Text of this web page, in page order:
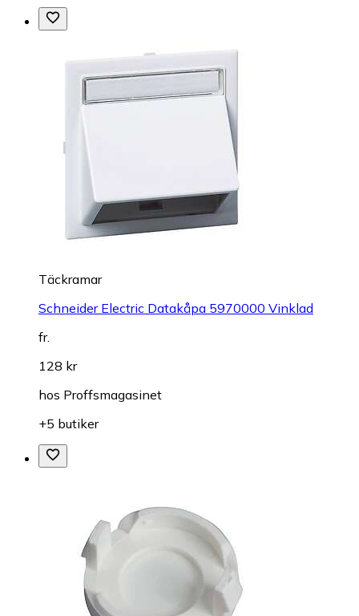
Täckramar
Schneider Electric Datakåpa 5970000 Vinklad
fr.
128 kr
hos Proffsmagasinet
+5 butiker